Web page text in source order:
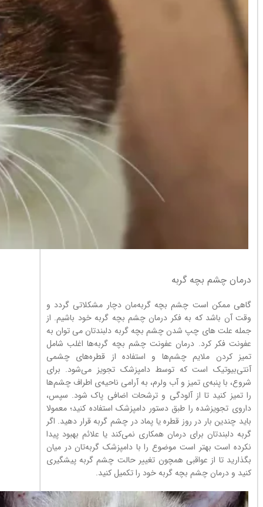
درمان چشم بچه گربه
گاهی ممکن است چشم بچه گربه‌مان دچار مشکلاتی گردد و
وقت آن باشد که به فکر درمان چشم بچه گربه خود باشیم. از
جمله علت های چپ شدن چشم بچه گربه دلبندتان می توان به
عفونت فکر کرد. درمان عفونت چشم بچه گربه‌ها اغلب شامل
تمیز کردن ملایم چشم‌ها و استفاده از قطره‌های چشمی
آنتی‌بیوتیک است که توسط دامپزشک تجویز می‌شود. برای
شروع، با پنبه‌ی تمیز و آب ولرم، به آرامی ناحیه‌ی اطراف چشم‌ها
را تمیز کنید تا از آلودگی و ترشحات اضافی پاک شود. سپس،
داروی تجویزشده را طبق دستور دامپزشک استفاده کنید؛ معمولا
باید چندین بار در روز قطره یا پماد در چشم گربه قرار دهید. اگر
گربه دلبندتان برای درمان همکاری نمی‌کند یا علائم بهبود پیدا
نکرده است بهتر است موضوع را با دامپزشک گربه‌تان در میان
بگذارید تا از عواقبی همچون تغییر حالت چشم گربه پیشگیری
کنید و درمان چشم بچه گربه خود را تکمیل کنید.